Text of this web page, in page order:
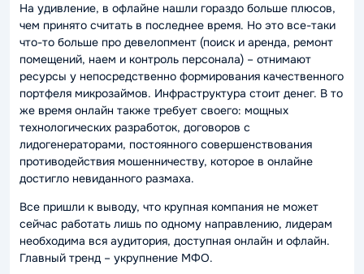
На удивление, в офлайне нашли гораздо больше плюсов,
чем принято считать в последнее время. Но это все-таки
что-то больше про девелопмент (поиск и аренда, ремонт
помещений, наем и контроль персонала) – отнимают
ресурсы у непосредственно формирования качественного
портфеля микрозаймов. Инфраструктура стоит денег. В то
же время онлайн также требует своего: мощных
технологических разработок, договоров с
лидогенераторами, постоянного совершенствования
противодействия мошенничеству, которое в онлайне
достигло невиданного размаха.
Все пришли к выводу, что крупная компания не может
сейчас работать лишь по одному направлению, лидерам
необходима вся аудитория, доступная онлайн и офлайн.
Главный тренд – укрупнение МФО.